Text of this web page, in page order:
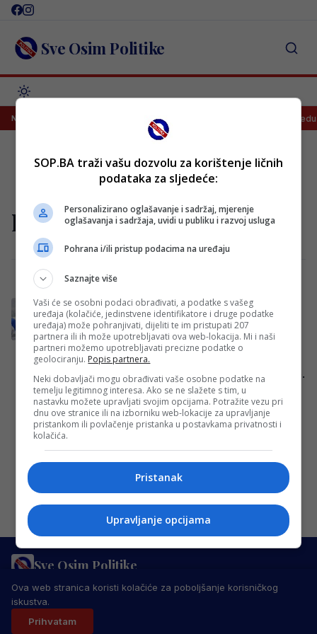
Skip
content Sve Osim Politike
NAJNOVIJEDramatičan početak nove sezone! Husković u finišu donio pobjedu
pirlo
Gasi se italijanski klub za koji su igrali
Baggio, Guardiola, Pirlo, Balotelli,
bankrotirao je
Nakon više od jednog stoljeća postojanja,
italijanski nogomet gubi još jedno veliko ime.
Brescia Calcio, klub s bogatom tradicijom
dugom…
Redakcija Sop·08/06/2025
Sve Osim Politike
PRAVILA PRIVATNOSTIMARKETING USLOVI KORIŠTENJA
IMPRESSUM
© 2026 Sve Osim Politike. Sva prava zadržana.
Ova web stranica koristi kolačiće za poboljšanje korisničkog
iskustva.
Prihvatam
SOP.BA traži vašu dozvolu za korištenje ličnih
podataka za sljedeće:
Personalizirano oglašavanje i sadržaj, mjerenje
oglašavanja i sadržaja, uvidi u publiku i razvoj usluga
Pohrana i/ili pristup podacima na uređaju
Saznajte više
Vaši će se osobni podaci obrađivati, a podatke s vašeg
uređaja (kolačiće, jedinstvene identifikatore i druge podatke
uređaja) može pohranjivati, dijeliti te im pristupati 207
partnera ili ih može upotrebljavati ova web-lokacija. Mi i naši
partneri možemo upotrebljavati precizne podatke o
geolociranju. Popis partnera.
Neki dobavljači mogu obrađivati vaše osobne podatke na
temelju legitimnog interesa. Ako se ne slažete s tim, u
nastavku možete upravljati svojim opcijama. Potražite vezu pri
dnu ove stranice ili na izborniku web-lokacije za upravljanje
pristankom ili povlačenje pristanka u postavkama privatnosti i
kolačića.
Pristanak
Upravljanje opcijama